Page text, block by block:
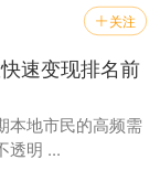
 关注
速变现排名前
本地市民的高频需
透明 ...